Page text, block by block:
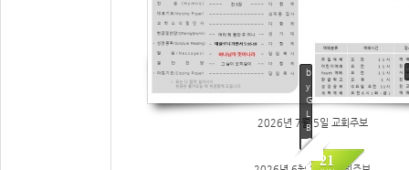
2026년 7월 5일 교회주보
21
b
y
G
L
B
C